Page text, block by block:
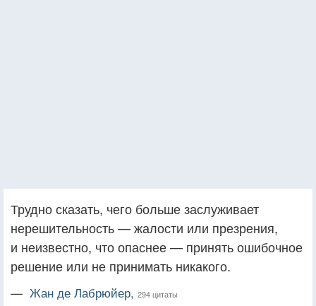
Трудно сказать, чего больше заслуживает
нерешительность — жалости или презрения,
и неизвестно, что опаснее — принять ошибочное
решение или не принимать никакого.
— Жан де Лабрюйер, 294 цитаты